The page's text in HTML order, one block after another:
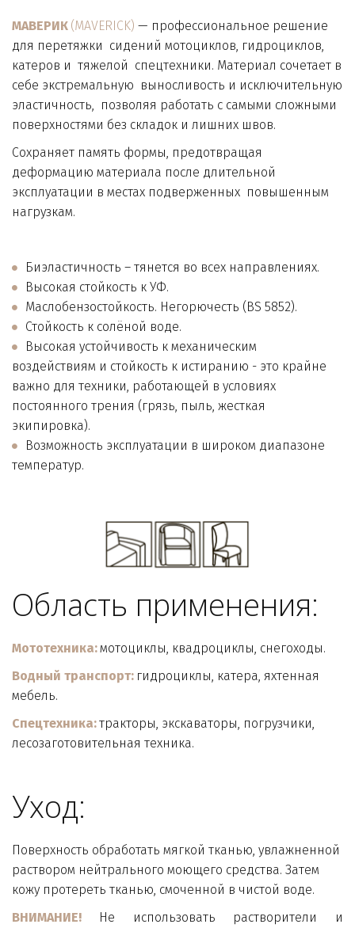
МАВЕРИК (MAVERICK) — профессиональное решение
для перетяжки  сидений мотоциклов, гидроциклов,
катеров и  тяжелой  спецтехники. Материал сочетает в
себе экстремальную  выносливость и исключительную
эластичность,  позволяя работать с самыми сложными
поверхностями без складок и лишних швов.
Сохраняет память формы, предотвращая
деформацию материала после длительной
эксплуатации в местах подверженных  повышенным
нагрузкам.
Биэластичность – тянется во всех направлениях.
Высокая стойкость к УФ.
Маслобензостойкость. Негорючесть (BS 5852).
Стойкость к солёной воде.
Высокая устойчивость к механическим
воздействиям и стойкость к истиранию - это крайне
важно для техники, работающей в условиях
постоянного трения (грязь, пыль, жесткая
экипировка).
Возможность эксплуатации в широком диапазоне
температур.
Область применения:
Мототехника: мотоциклы, квадроциклы, снегоходы.
Водный транспорт: гидроциклы, катера, яхтенная
мебель.
Спецтехника: тракторы, экскаваторы, погрузчики,
лесозаготовительная техника.
Уход:
Поверхность обработать мягкой тканью, увлажненной
раствором нейтрального моющего средства. Затем
кожу протереть тканью, смоченной в чистой воде.
ВНИМАНИЕ!Не использовать растворители и